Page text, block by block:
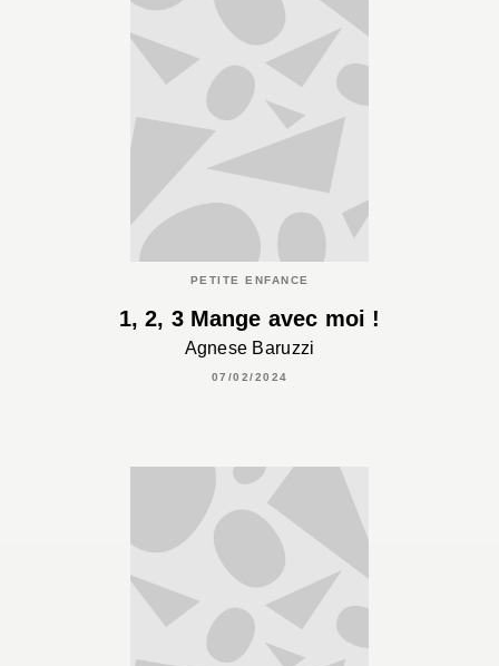
PETITE ENFANCE
1, 2, 3 Mange avec moi !
Agnese Baruzzi
07/02/2024